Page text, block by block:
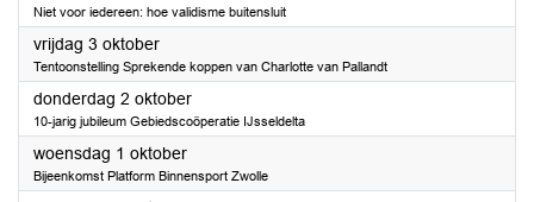
Niet voor iedereen: hoe validisme buitensluit
vrijdag 3 oktober2025
Tentoonstelling Sprekende koppen van Charlotte van Pallandt
donderdag 2 oktober2025
10-jarig jubileum Gebiedscoöperatie IJsseldelta
woensdag 1 oktober2025
Bijeenkomst Platform Binnensport Zwolle